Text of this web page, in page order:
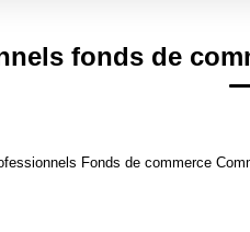
fonds de
Fonds de commerce